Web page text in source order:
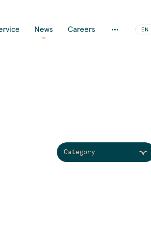
News Careers
EN
Category